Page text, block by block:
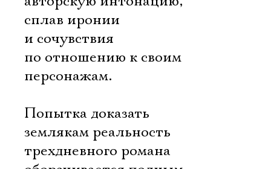
сплав иронии
и сочувствия
по отношению к своим
персонажам.
Попытка доказать
землякам реальность
трехдневного романа